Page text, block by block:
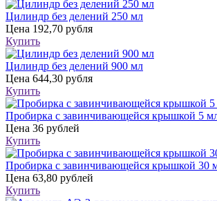
Цилиндр без делений 250 мл
Цена 192,70 рубля
Купить
Цилиндр без делений 900 мл
Цена 644,30 рубля
Купить
Пробирка с завинчивающейся крышкой 5
Цена 36 рублей
Купить
Пробирка с завинчивающейся крышкой 30
Цена 63,80 рублей
Купить